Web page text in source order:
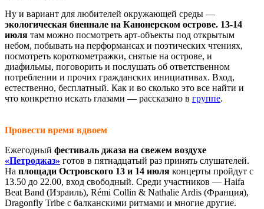
Ну и вариант для любителей окружающей среды —
экологическая биеннале на Канонерском острове. 13-14
июля там можно посмотреть арт-объекты под открытым
небом, побывать на перформансах и поэтических чтениях,
посмотреть короткометражки, снятые на острове, и
диафильмы, поговорить и послушать об ответственном
потреблении и прочих гражданских инициативах. Вход,
естественно, бесплатный. Как и во сколько это все найти и
что конкретно искать глазами — рассказано в группе.
Провести время вдвоем
Ежегодный фестиваль джаза на свежем воздухе
«Петроджаз» готов в пятнадцатый раз принять слушателей.
На площади Островского 13 и 14 июля концерты пройдут с
13.50 до 22.00, вход свободный. Среди участников — Haifa
Beat Band (Израиль), Rémi Collin & Nathalie Ardis (Франция),
Dragonfly Tribe с балканскими ритмами и многие другие.